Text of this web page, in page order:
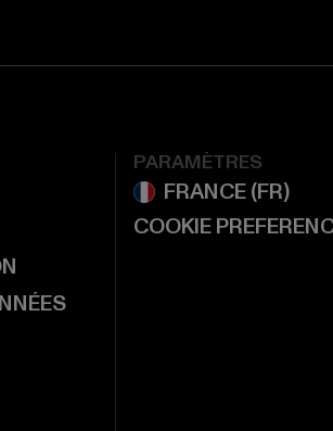
PARAMÈTRES
COOKIE